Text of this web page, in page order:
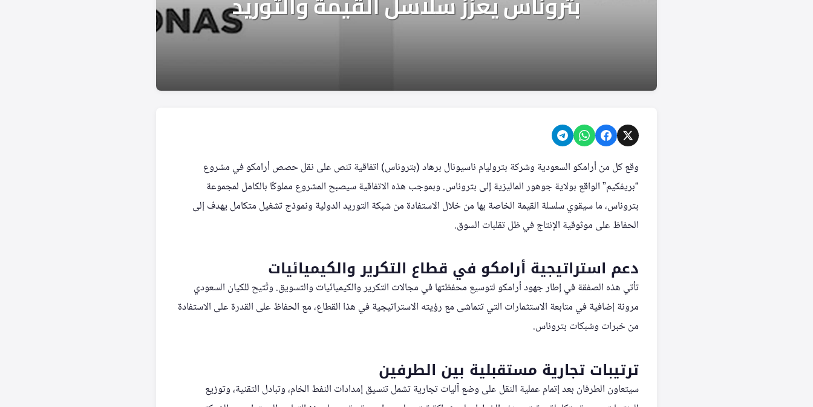
وقع كل من أرامكو السعودية وشركة بتروليام ناسيونال برهاد (بتروناس) اتفاقية تنص على نقل حصص أرامكو في مشروع
“بريفكيم” الواقع بولاية جوهور الماليزية إلى بتروناس. وبموجب هذه الاتفاقية سيصبح المشروع مملوكًا بالكامل لمجموعة
بتروناس، ما سيقوي سلسلة القيمة الخاصة بها من خلال الاستفادة من شبكة التوريد الدولية ونموذج تشغيل متكامل يهدف إلى
الحفاظ على موثوقية الإنتاج في ظل تقلبات السوق.
دعم استراتيجية أرامكو في قطاع التكرير والكيميائيات
تأتي هذه الصفقة في إطار جهود أرامكو لتوسيع محفظتها في مجالات التكرير والكيميائيات والتسويق. وتُتيح للكيان السعودي
مرونة إضافية في متابعة الاستثمارات التي تتماشى مع رؤيته الاستراتيجية في هذا القطاع، مع الحفاظ على القدرة على الاستفادة
من خبرات وشبكات بتروناس.
ترتيبات تجارية مستقبلية بين الطرفين
سيتعاون الطرفان بعد إتمام عملية النقل على وضع آليات تجارية تشمل تنسيق إمدادات النفط الخام، وتبادل التقنية، وتوزيع